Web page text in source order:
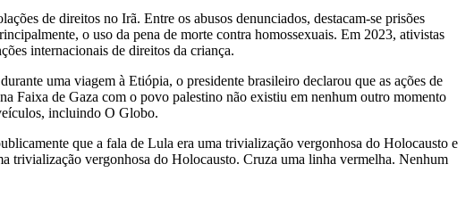
de direitos no Irã. Entre os abusos denunciados, destacam-se prisões
o uso da pena de morte contra homossexuais. Em 2023, ativistas
internacionais de direitos da criança.
uma viagem à Etiópia, o presidente brasileiro declarou que as ações de
Faixa de Gaza com o povo palestino não existiu em nenhum outro momento
incluindo O Globo.
que a fala de Lula era uma trivialização vergonhosa do Holocausto e
trivialização vergonhosa do Holocausto. Cruza uma linha vermelha. Nenhum